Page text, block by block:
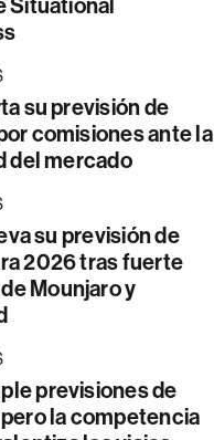
Situational
su previsión de
comisiones ante la
del mercado
su previsión de
2026 tras fuerte
Mounjaro y
previsiones de
la competencia